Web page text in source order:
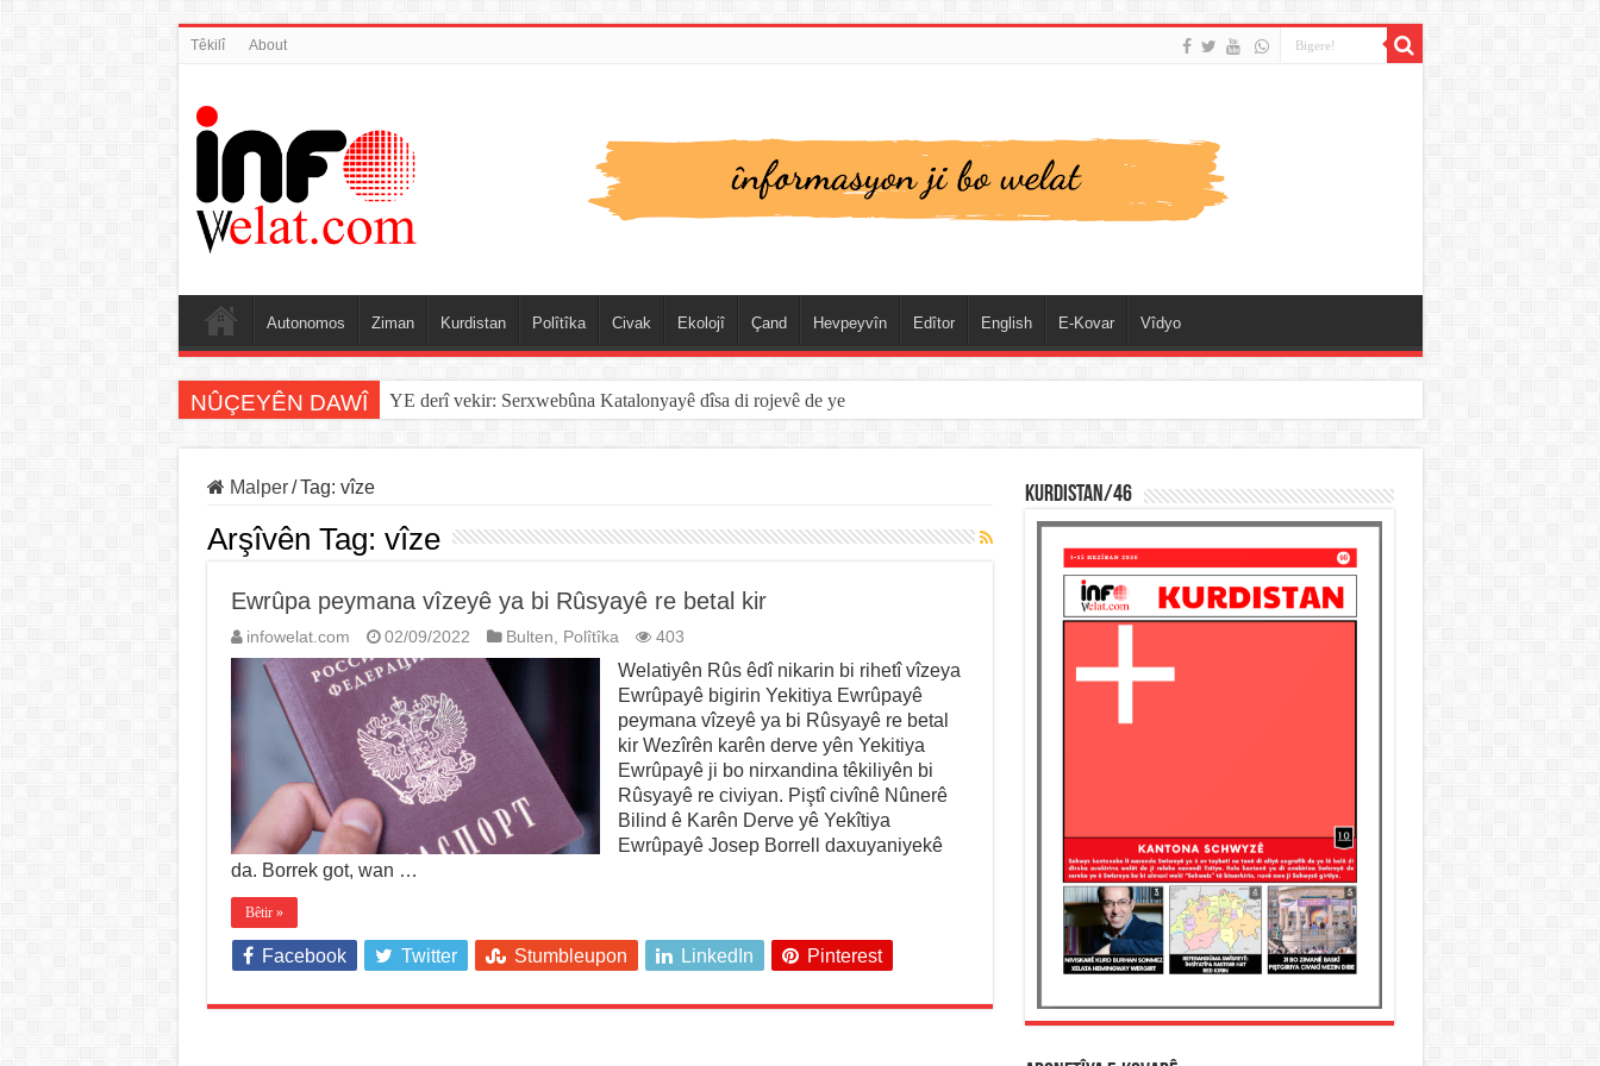
Têkilî About
Autonomos Ziman Kurdistan Polîtîka Civak Ekolojî Çand Hevpeyvîn Edîtor English E-Kovar Vîdyo
NÛÇEYÊN DAWÎ YE derî vekir: Serxwebûna Katalonyayê dîsa di rojevê de ye
Malper / Tag: vîze
Arşîvên Tag: vîze
Ewrûpa peymana vîzeyê ya bi Rûsyayê re betal kir
infowelat.com 02/09/2022 Bulten, Polîtîka 403
Welatiyên Rûs êdî nikarin bi rihetî vîzeya
Ewrûpayê bigirin Yekitiya Ewrûpayê
peymana vîzeyê ya bi Rûsyayê re betal
kir Wezîrên karên derve yên Yekitiya
Ewrûpayê ji bo nirxandina têkiliyên bi
Rûsyayê re civiyan. Piştî civînê Nûnerê
Bilind ê Karên Derve yê Yekîtiya
Ewrûpayê Josep Borrell daxuyaniyekê
da. Borrek got, wan …
Bêtir »
Facebook Twitter Stumbleupon LinkedIn Pinterest
KURDISTAN/46